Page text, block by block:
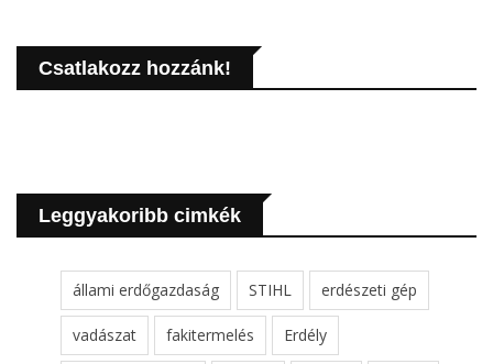
Csatlakozz hozzánk!
Leggyakoribb cimkék
állami erdőgazdaság STIHL erdészeti gép
vadászat fakitermelés Erdély